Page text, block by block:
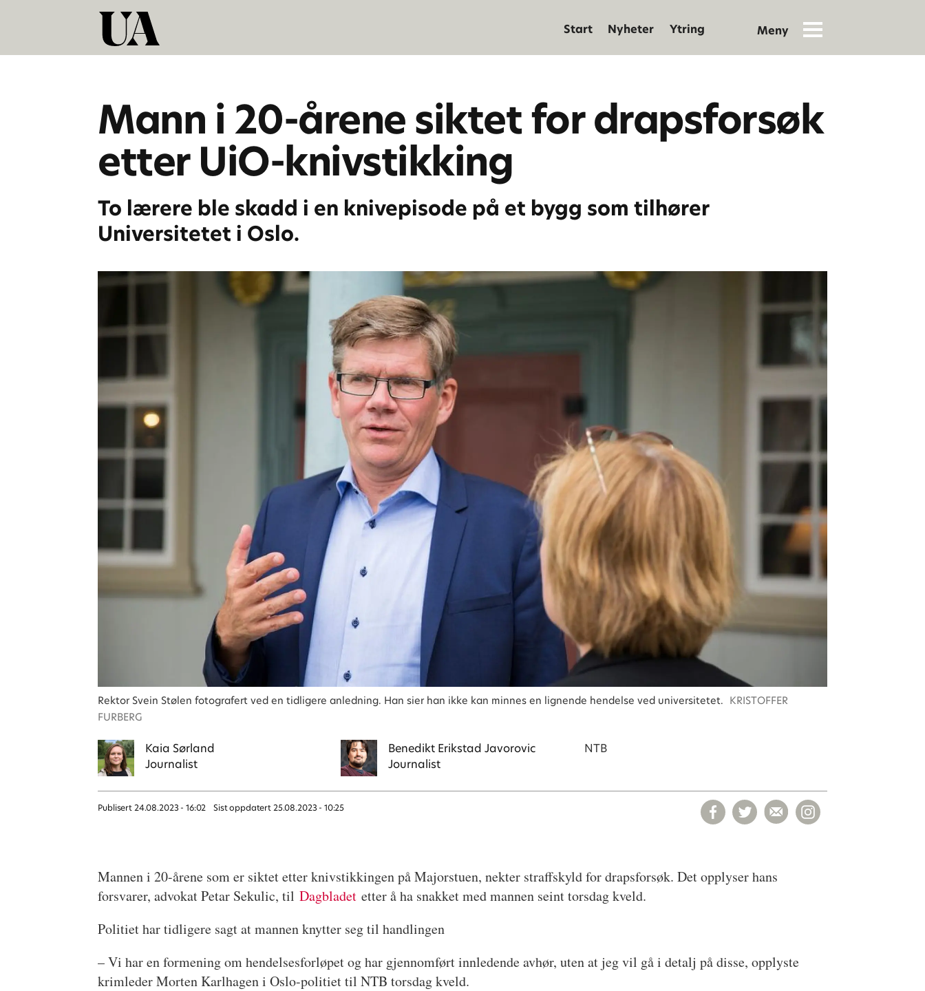
Start Nyheter Ytring
Mann i 20-årene siktet for drapsforsøk
etter UiO-knivstikking
To lærere ble skadd i en knivepisode på et bygg som tilhører
Universitetet i Oslo.
Rektor Svein Stølen fotografert ved en tidligere anledning. Han sier han ikke kan minnes en lignende hendelse ved universitetet. KRISTOFFER
FURBERG
Kaia Sørland
Journalist
Benedikt Erikstad Javorovic
Journalist
NTB
Publisert 24.08.2023 - 16:02 Sist oppdatert 25.08.2023 - 10:25
Mannen i 20-årene som er siktet etter knivstikkingen på Majorstuen, nekter straffskyld for drapsforsøk. Det opplyser hans
forsvarer, advokat Petar Sekulic, tilDagbladetetter å ha snakket med mannen seint torsdag kveld.
Politiet har tidligere sagt at mannen knytter seg til handlingen
– Vi har en formening om hendelsesforløpet og har gjennomført innledende avhør, uten at jeg vil gå i detalj på disse, opplyste
krimleder Morten Karlhagen i Oslo-politiet til NTB torsdag kveld.